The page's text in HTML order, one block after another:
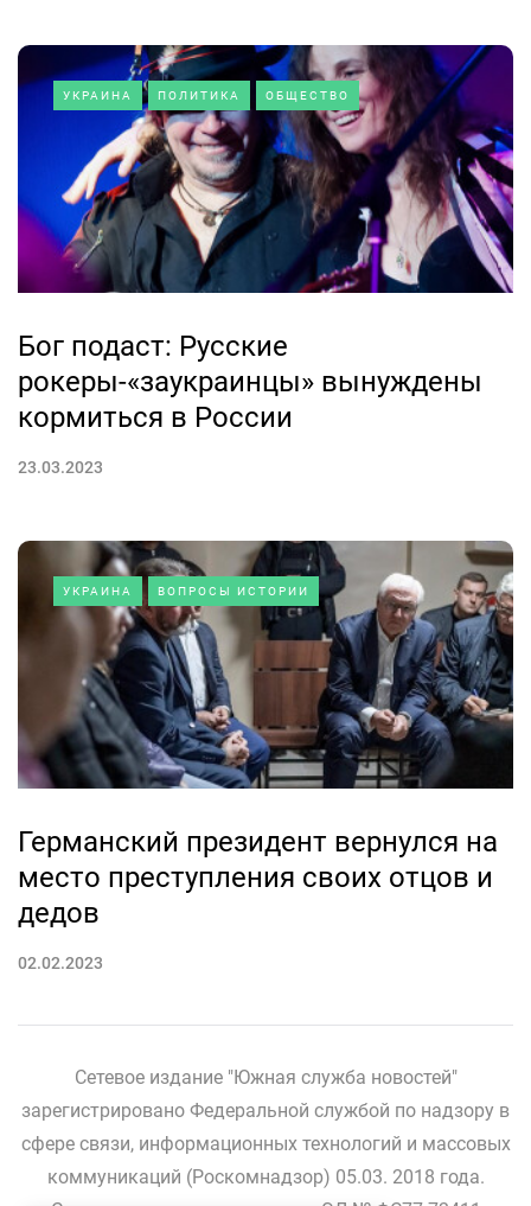
УКРАИНА ПОЛИТИКА ОБЩЕСТВО
Бог подаст: Русские
рокеры-«заукраинцы» вынуждены
кормиться в России
23.03.2023
УКРАИНА ВОПРОСЫ ИСТОРИИ
Германский президент вернулся на
место преступления своих отцов и
дедов
02.02.2023
Сетевое издание "Южная служба новостей"
зарегистрировано Федеральной службой по надзору в
сфере связи, информационных технологий и массовых
коммуникаций (Роскомнадзор) 05.03. 2018 года.